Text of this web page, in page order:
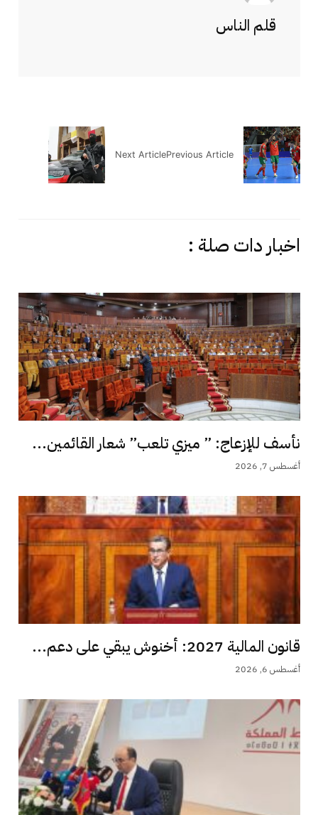
قلم الناس
Previous Article
Next Article
اخبار دات صلة :
نأسف للإزعاج: ” ميزي تلعب” شعار القائمين...
أغسطس 7, 2026
قانون المالية 2027: أخنوش يبقي على دعم...
أغسطس 6, 2026